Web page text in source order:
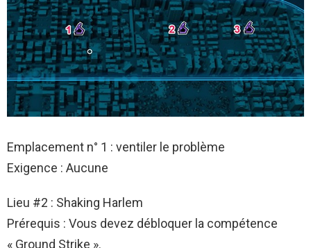
Emplacement n° 1 : ventiler le problème
Exigence : Aucune
Lieu #2 : Shaking Harlem
Prérequis : Vous devez débloquer la compétence
« Ground Strike ».